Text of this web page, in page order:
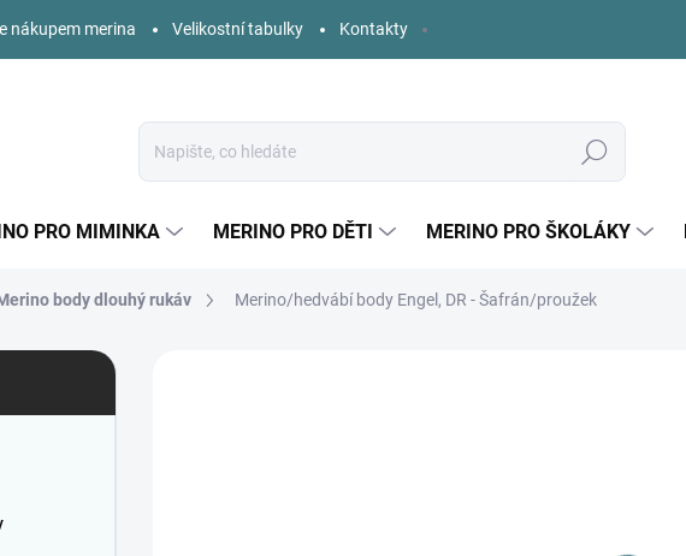
nákupem merina Velikostní tabulky Kontakty
Hledat
PRO MIMINKA MERINO PRO DĚTI MERINO PRO ŠKOLÁKY
body dlouhý rukáv Merino/hedvábí body Engel, DR - Šafrán/proužek